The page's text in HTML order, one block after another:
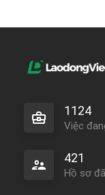
1124
Việc
421
Hồ sơ